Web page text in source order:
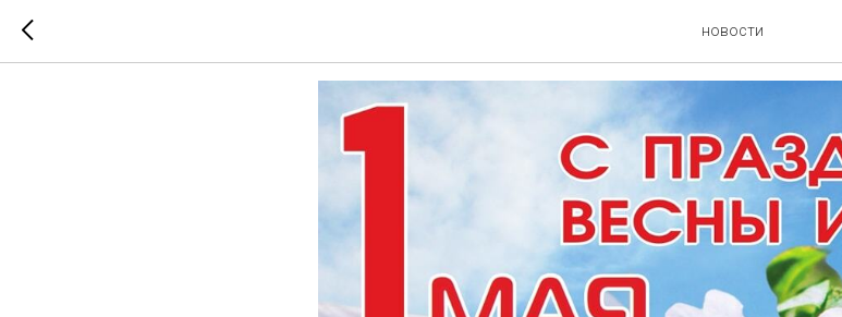
новости
С праздником весны и труда!